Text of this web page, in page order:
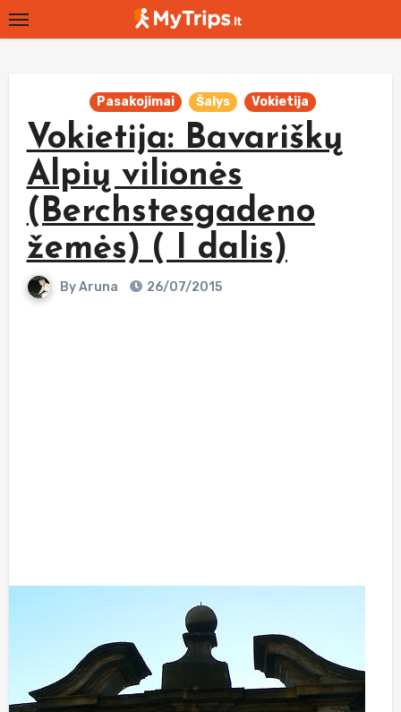
Skip
to
Pasakojimai Šalys Vokietija
Vokietija: Bavariškų
Alpių vilionės
(Berchstesgadeno
žemės) ( I dalis)
ByAruna 26/07/2015